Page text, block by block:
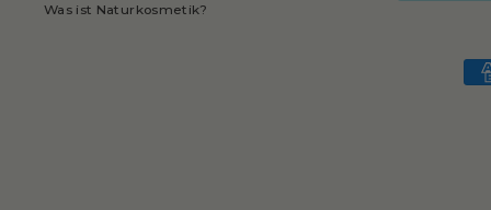
Was ist Naturkosmetik?